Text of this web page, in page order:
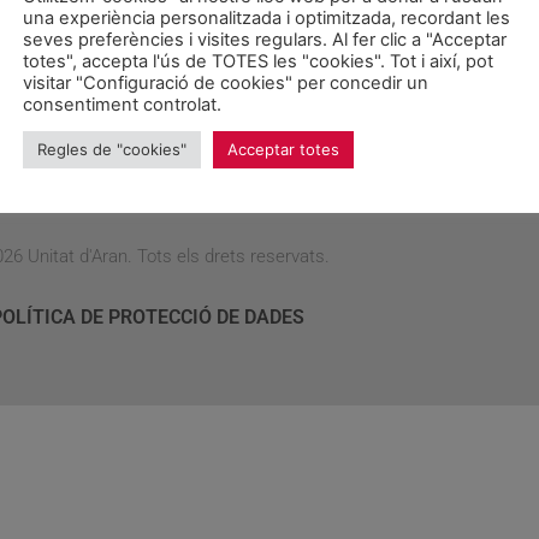
e pòrtavotz municipau d’UA, Joan Riu, s’a mostrat
dubte” sus era actuacion deth consistòri ena
Joan Riu, […]
Unitat d'Aran. Tots els drets reservats.
DE PROTECCIÓ DE DADES
una experiència personalitzada i optimitzada, recordant les
seves preferències i visites regulars. Al fer clic a "Acceptar
totes", accepta l'ús de TOTES les "cookies". Tot i així, pot
visitar "Configuració de cookies" per concedir un
consentiment controlat.
Regles de "cookies" Acceptar totes